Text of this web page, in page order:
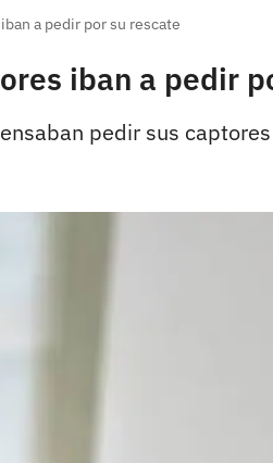
a pedir por su rescate
iban a pedir
pedir sus